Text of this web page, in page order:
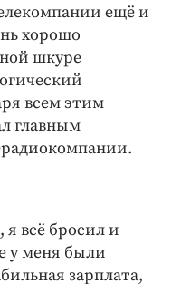
ещё и
хорошо
шкуре
всем этим
главным
я всё бросил и
у меня были
зарплата,